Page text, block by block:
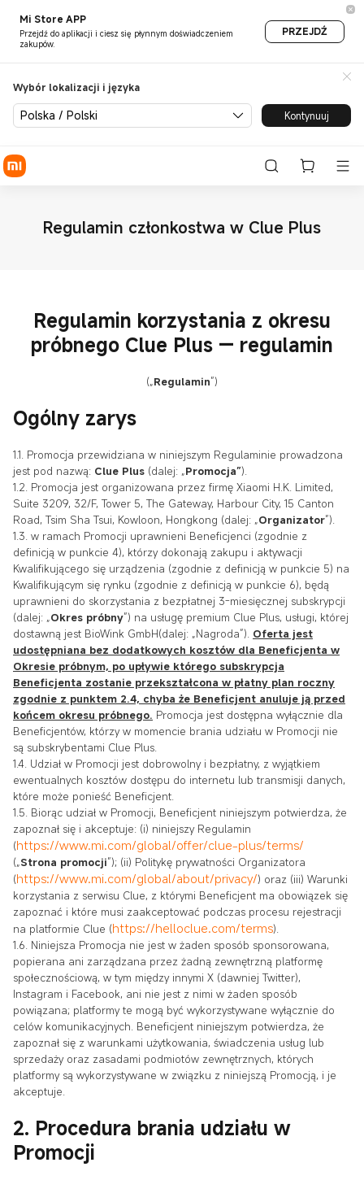
Mi Store APP
Przejdź do aplikacji i ciesz się płynnym doświadczeniem
zakupów.
PRZEJDŹ
Wybór lokalizacji i języka
Polska / Polski Kontynuuj
Regulamin członkostwa w Clue Plus
Regulamin korzystania z okresu
próbnego Clue Plus — regulamin
(„Regulamin”)
Ogólny zarys
1.1. Promocja przewidziana w niniejszym Regulaminie prowadzona
jest pod nazwą: Clue Plus (dalej: „Promocja”).
1.2. Promocja jest organizowana przez firmę Xiaomi H.K. Limited,
Suite 3209, 32/F, Tower 5, The Gateway, Harbour City, 15 Canton
Road, Tsim Sha Tsui, Kowloon, Hongkong (dalej: „Organizator”).
1.3. w ramach Promocji uprawnieni Beneficjenci (zgodnie z
definicją w punkcie 4), którzy dokonają zakupu i aktywacji
Kwalifikującego się urządzenia (zgodnie z definicją w punkcie 5) na
Kwalifikującym się rynku (zgodnie z definicją w punkcie 6), będą
uprawnieni do skorzystania z bezpłatnej 3-miesięcznej subskrypcji
(dalej: „Okres próbny”) na usługę premium Clue Plus, usługi, której
dostawną jest BioWink GmbH(dalej: „Nagroda”). Oferta jest
udostępniana bez dodatkowych kosztów dla Beneficjenta w
Okresie próbnym, po upływie którego subskrypcja
Beneficjenta zostanie przekształcona w płatny plan roczny
zgodnie z punktem 2.4, chyba że Beneficjent anuluje ją przed
końcem okresu próbnego. Promocja jest dostępna wyłącznie dla
Beneficjentów, którzy w momencie brania udziału w Promocji nie
są subskrybentami Clue Plus.
1.4. Udział w Promocji jest dobrowolny i bezpłatny, z wyjątkiem
ewentualnych kosztów dostępu do internetu lub transmisji danych,
które może ponieść Beneficjent.
1.5. Biorąc udział w Promocji, Beneficjent niniejszym potwierdza, że
zapoznał się i akceptuje: (i) niniejszy Regulamin
(https://www.mi.com/global/offer/clue-plus/terms/
(„Strona promocji”); (ii) Politykę prywatności Organizatora
(https://www.mi.com/global/about/privacy/) oraz (iii) Warunki
korzystania z serwisu Clue, z którymi Beneficjent ma obowiązek się
zapoznać i które musi zaakceptować podczas procesu rejestracji
na platformie Clue (https://helloclue.com/terms).
1.6. Niniejsza Promocja nie jest w żaden sposób sponsorowana,
popierana ani zarządzana przez żadną zewnętrzną platformę
społecznościową, w tym między innymi X (dawniej Twitter),
Instagram i Facebook, ani nie jest z nimi w żaden sposób
powiązana; platformy te mogą być wykorzystywane wyłącznie do
celów komunikacyjnych. Beneficjent niniejszym potwierdza, że
zapoznał się z warunkami użytkowania, świadczenia usług lub
sprzedaży oraz zasadami podmiotów zewnętrznych, których
platformy są wykorzystywane w związku z niniejszą Promocją, i je
akceptuje.
2. Procedura brania udziału w
Promocji